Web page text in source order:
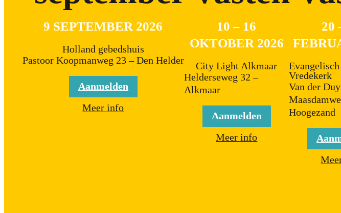
9 SEPTEMBER 2026
Holland gebedshuis
Pastoor Koopmanweg 23 – Den Helder
Aanmelden
Meer info
10 – 16
OKTOBER 2026
City Light Alkmaar
Helderseweg 32 –
Alkmaar
Aanmelden
Meer info
20
Vredekerk
Van der
Hoogezand